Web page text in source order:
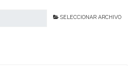
SELECCIONAR ARCHIVO